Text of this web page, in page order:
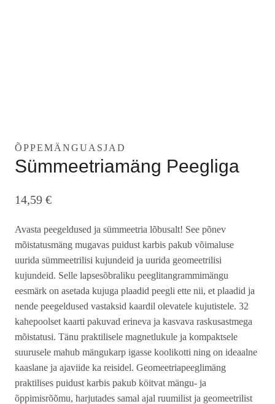
ÕPPEMÄNGUASJAD
Sümmeetriamäng Peegliga
14,59 €
Avasta peegeldused ja sümmeetria lõbusalt! See põnev
mõistatusmäng mugavas puidust karbis pakub võimaluse
uurida sümmeetrilisi kujundeid ja uurida geomeetrilisi
kujundeid. Selle lapsesõbraliku peeglitangrammimängu
eesmärk on asetada kujuga plaadid peegli ette nii, et plaadid ja
nende peegeldused vastaksid kaardil olevatele kujutistele. 32
kahepoolset kaarti pakuvad erineva ja kasvava raskusastmega
mõistatusi. Tänu praktilisele magnetlukule ja kompaktsele
suurusele mahub mängukarp igasse koolikotti ning on ideaalne
kaaslane ja ajaviide ka reisidel. Geomeetriapeeglimäng
praktilises puidust karbis pakub köitvat mängu- ja
õppimisrõõmu, harjutades samal ajal ruumilist ja geomeetrilist